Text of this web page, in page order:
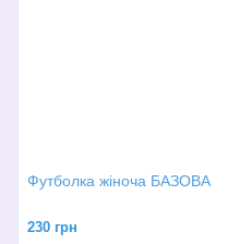
Футболка жіноча БАЗОВА
230 грн